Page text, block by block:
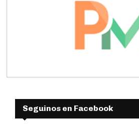
Seguinos en Facebook